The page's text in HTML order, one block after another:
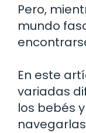
Pero,
mundo
En este
variadas
los bebés